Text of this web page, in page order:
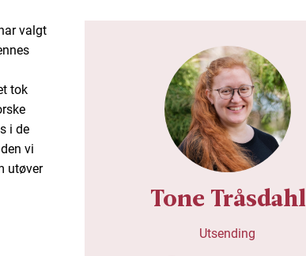
valgt
tok
i de
vi
utøver
Tone Tråsdahl
Utsending